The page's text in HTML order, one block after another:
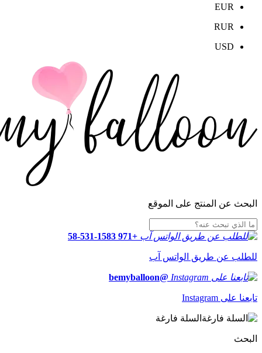
EUR
RUR
USD
البحث عن المنتج على الموقع
+971 58-531-1583
للطلب عن طريق الواتس آب
@bemyballoon
تابعنا على Instagram
السلة فارغة
البحث